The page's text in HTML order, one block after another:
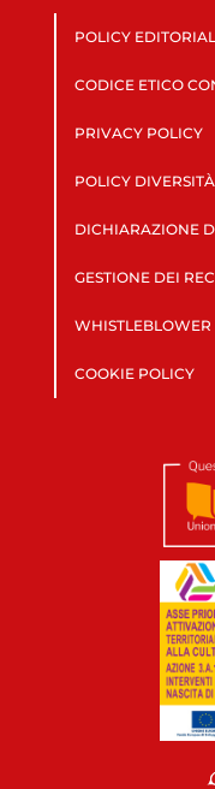
POLICY
CODICE ETICO
PRIVACY POLICY
POLICY DIVERSITÀ
DICHIARAZIONE
GESTIONE DEI
WHISTLEBLOWER
COOKIE POLICY